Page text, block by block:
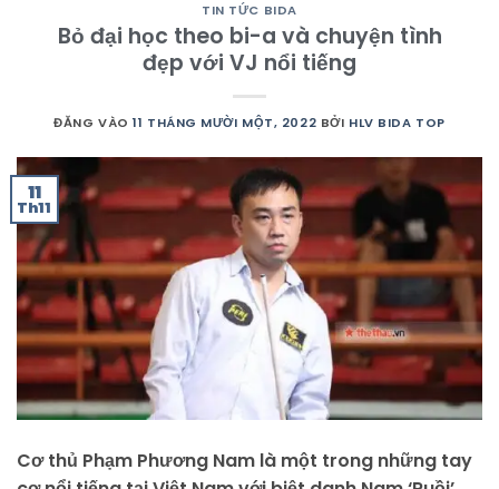
TIN TỨC BIDA
Bỏ đại học theo bi-a và chuyện tình
đẹp với VJ nổi tiếng
ĐĂNG VÀO11 THÁNG MƯỜI MỘT, 2022 BỞI HLV BIDA TOP
11
Th11
Cơ thủ Phạm Phương Nam là một trong những tay